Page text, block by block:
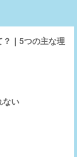
？｜5つの主な理
ない